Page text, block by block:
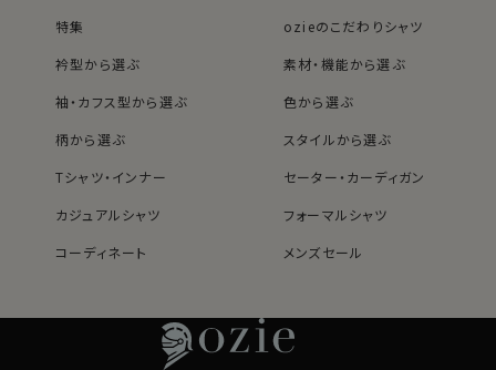
特集
ozieのこだわりシャツ
衿型から選ぶ
素材・機能から選ぶ
袖・カフス型から選ぶ
色から選ぶ
柄から選ぶ
スタイルから選ぶ
Tシャツ・インナー
セーター・カーディガン
カジュアルシャツ
フォーマルシャツ
コーディネート
メンズセール
袖・カフス型から選ぶ
カフスボタン